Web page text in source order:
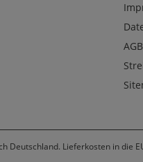
AGB
Lieferkosten in die